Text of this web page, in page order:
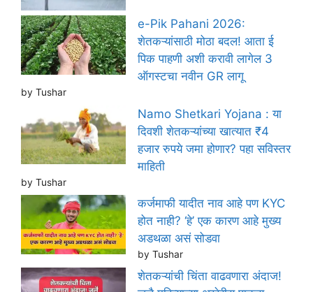
e-Pik Pahani 2026:
शेतकऱ्यांसाठी मोठा बदल! आता ई
पिक पाहणी अशी करावी लागेल 3
ऑगस्टचा नवीन GR लागू
by Tushar
Namo Shetkari Yojana : या
दिवशी शेतकऱ्यांच्या खात्यात ₹4
हजार रुपये जमा होणार? पहा सविस्तर
माहिती
by Tushar
कर्जमाफी यादीत नाव आहे पण KYC
होत नाही? ‘हे’ एक कारण आहे मुख्य
अडथळा असं सोडवा
by Tushar
शेतकऱ्यांची चिंता वाढवणारा अंदाज!